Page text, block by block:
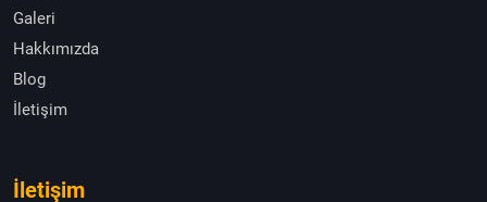
Galeri
Hakkımızda
Blog
İletişim
İletişim